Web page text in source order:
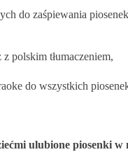
do zaśpiewania
polskim tłumaczeniem,
do wszystkich
ulubione piosenki w